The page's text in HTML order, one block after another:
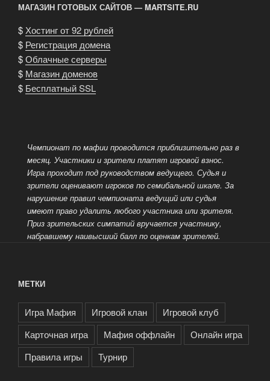
МАГАЗИН ГОТОВЫХ САЙТОВ — MARTSITE.RU
$Хостинг от 92 рублей
$ Регистрация домена
$Облачные серверы
$ Магазин доменов
$ Бесплатный SSL
Чемпионат по мафии проводится приблизительно раз в
месяц. Участники и зрители платят игровой взнос.
Игра проходит под руководством ведущего. Судья и
зрители оценивают игроков по семибальной шкале. За
нарушение правил чемпионата ведущий или судья
имеют право удалить любого участника или зрителя.
Приз зрительских симпатий вручается участнику,
набравшему наивысший балл по оценкам зрителей.
МЕТКИ
Игра Мафия Игровой клан
Игровой клуб
Карточная игра
Мафия оффлайн
Онлайн игра
Правила игры
Турнир